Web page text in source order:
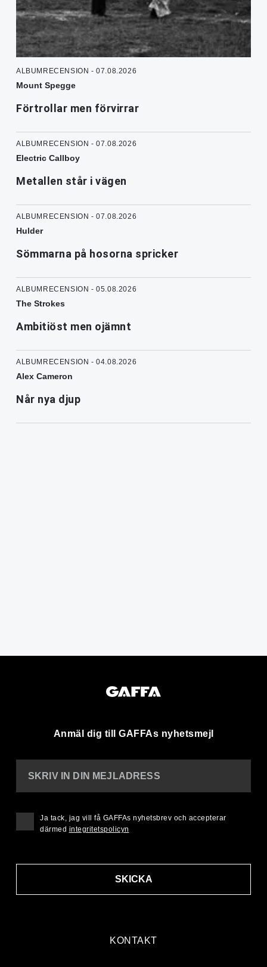
ALBUMRECENSION - 07.08.2026
Mount Spegge
Förtrollar men förvirrar
ALBUMRECENSION - 07.08.2026
Electric Callboy
Metallen står i vägen
ALBUMRECENSION - 07.08.2026
Hulder
Sömmarna på hosorna spricker
ALBUMRECENSION - 05.08.2026
The Strokes
Ambitiöst men ojämnt
ALBUMRECENSION - 04.08.2026
Alex Cameron
Når nya djup
Anmäl dig till GAFFAs nyhetsmejl
KONTAKT
SKRIV IN DIN MEJLADRESS
SKICKA
Ja tack, jag vill få GAFFAs nyhetsbrev och accepterar
därmed integritetspolicyn